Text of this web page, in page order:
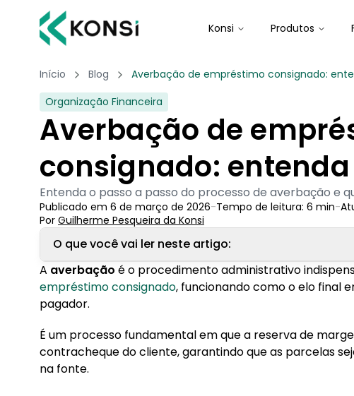
Konsi Produtos
Início Blog
Averbação de empréstimo consignado:
Organização Financeira
Averbação de
consignado: entenda
Entenda o passo a passo do processo de averbação e
Publicado em 6 de março de 2026-Tempo de leitura: 6 min-
Por Guilherme Pesqueira da Konsi
O que você vai ler neste artigo:
1. O que é averbação de empréstimo?
2. Quanto tempo demora a averbação de consignado?
2.1. Posso cancelar o empréstimo depois que foi
2.2. Quanto tempo demora para receber após a
A averbação é o procedimento administrativo
empréstimo consignado, funcionando como o elo final
pagador.
É um processo fundamental em que a reserva de
contracheque do cliente, garantindo que as parcelas
na fonte.